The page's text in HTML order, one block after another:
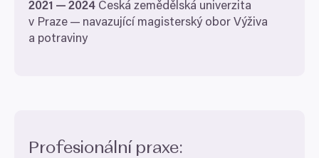
2021 — 2024 Česká zemědělská univerzita
v Praze — navazující magisterský obor Výživa
a potraviny
Profesionální praxe: